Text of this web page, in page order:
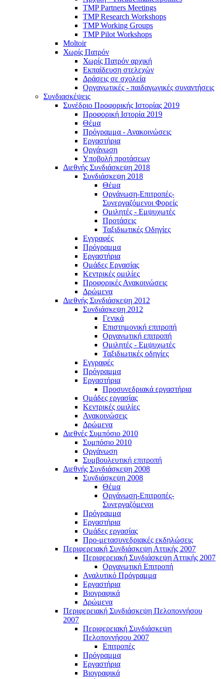
TMP Partners Meetings
TMP Research Workshops
TMP Working Groups
TMP Pilot Workshops
Moltoir
Χωρίς Πατρόν
Χωρίς Πατρόν αρχική
Εκπαίδευση στελεχών
Δράσεις σε σχολεία
Οργανωτικές - παιδαγωγικές συναντήσεις
Συνδιασκέψεις
Συνέδριο Προφορικής Ιστορίας 2019
Προφορική Ιστορία 2019
Θέμα
Πρόγραμμα - Ανακοινώσεις
Εργαστήρια
Οργάνωση
Υποβολή προτάσεων
Διεθνής Συνδιάσκεψη 2018
Συνδιάσκεψη 2018
Θέμα
Οργάνωση-Επιτροπές-
Συνεργαζόμενοι Φορείς
Ομιλητές - Εμψυχωτές
Προτάσεις
Ταξιδιωτικές Οδηγίες
Εγγραφές
Πρόγραμμα
Εργαστήρια
Ομάδες Εργασίας
Κεντρικές ομιλίες
Προφορικές Ανακοινώσεις
Δρώμενα
Διεθνής Συνδιάσκεψη 2012
Συνδιάσκεψη 2012
Γενικά
Επιστημονική επιτροπή
Οργανωτική επιτροπή
Ομιλητές - Εμψυχωτές
Ταξιδιωτικές οδηγίες
Εγγραφές
Πρόγραμμα
Εργαστήρια
Προσυνεδριακά εργαστήρια
Ομάδες εργασίας
Κεντρικές ομιλίες
Ανακοινώσεις
Δρώμενα
Διεθνές Συμπόσιο 2010
Συμπόσιο 2010
Οργάνωση
Συμβουλευτική επιτροπή
Διεθνής Συνδιάσκεψη 2008
Συνδιάσκεψη 2008
Θέμα
Οργάνωση-Επιτροπές-
Συνεργαζόμενοι
Πρόγραμμα
Εργαστήρια
Ομάδες εργασίας
Προ-μετασυνεδριακές εκδηλώσεις
Περιφερειακή Συνδιάσκεψη Αττικής 2007
Περιφερειακή Συνδιάσκεψη Αττικής 2007
Οργανωτική Επιτροπή
Αναλυτικό Πρόγραμμα
Εργαστήρια
Βιογραφικά
Δρώμενα
Περιφερειακή Συνδιάσκεψη Πελοποννήσου
2007
Περιφερειακή Συνδιάσκεψη
Πελοποννήσου 2007
Επιτροπές
Πρόγραμμα
Εργαστήρια
Βιογραφικά